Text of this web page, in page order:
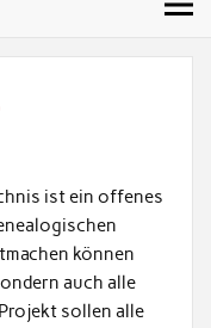
ist ein offenes
können
auch alle
sollen alle